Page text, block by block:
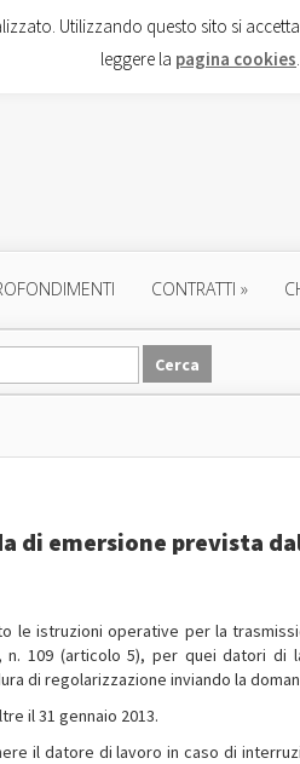
CONTRATTI »
di emersione prevista
le istruzioni operative per la
109 (articolo 5), per quei datori di
di regolarizzazione inviando la
il 31 gennaio 2013.
il datore di lavoro in caso di
Utilizzando questo sito si
leggere la pagina cookies.